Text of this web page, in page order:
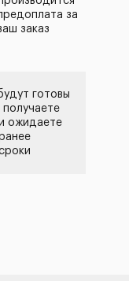
за
заказ
готовы
получаете
ожидаете